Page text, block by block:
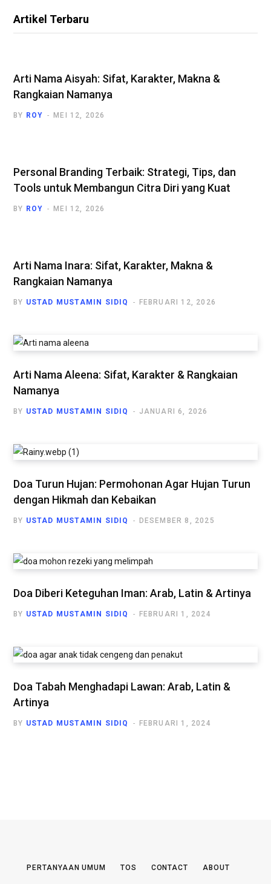
Artikel Terbaru
Arti Nama Aisyah: Sifat, Karakter, Makna &
Rangkaian Namanya
BY ROY MEI 12, 2026
Personal Branding Terbaik: Strategi, Tips, dan
Tools untuk Membangun Citra Diri yang Kuat
BY ROY MEI 12, 2026
Arti Nama Inara: Sifat, Karakter, Makna &
Rangkaian Namanya
BY USTAD MUSTAMIN SIDIQ FEBRUARI 12, 2026
Arti Nama Aleena: Sifat, Karakter & Rangkaian
Namanya
BY USTAD MUSTAMIN SIDIQ JANUARI 6, 2026
Doa Turun Hujan: Permohonan Agar Hujan Turun
dengan Hikmah dan Kebaikan
BY USTAD MUSTAMIN SIDIQ DESEMBER 8, 2025
Doa Diberi Keteguhan Iman: Arab, Latin & Artinya
BY USTAD MUSTAMIN SIDIQ FEBRUARI 1, 2024
Doa Tabah Menghadapi Lawan: Arab, Latin &
Artinya
BY USTAD MUSTAMIN SIDIQ FEBRUARI 1, 2024
PERTANYAAN UMUM TOS CONTACT ABOUT